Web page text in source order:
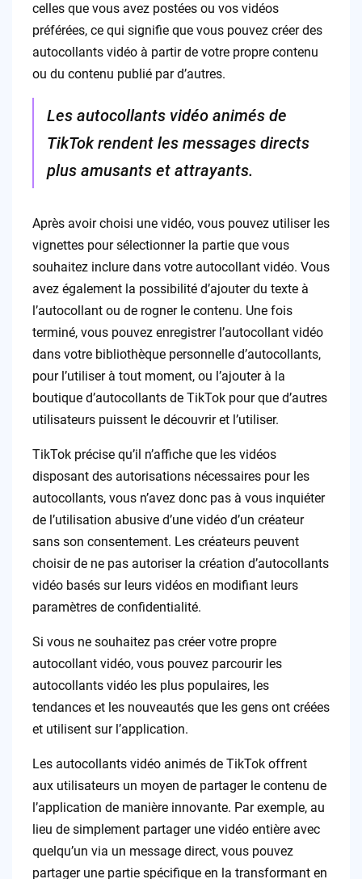
celles que vous avez postées ou vos vidéos
préférées, ce qui signifie que vous pouvez créer des
autocollants vidéo à partir de votre propre contenu
ou du contenu publié par d’autres.
Les autocollants vidéo animés de
TikTok rendent les messages directs
plus amusants et attrayants.
Après avoir choisi une vidéo, vous pouvez utiliser les
vignettes pour sélectionner la partie que vous
souhaitez inclure dans votre autocollant vidéo. Vous
avez également la possibilité d’ajouter du texte à
l’autocollant ou de rogner le contenu. Une fois
terminé, vous pouvez enregistrer l’autocollant vidéo
dans votre bibliothèque personnelle d’autocollants,
pour l’utiliser à tout moment, ou l’ajouter à la
boutique d’autocollants de TikTok pour que d’autres
utilisateurs puissent le découvrir et l’utiliser.
TikTok précise qu’il n’affiche que les vidéos
disposant des autorisations nécessaires pour les
autocollants, vous n’avez donc pas à vous inquiéter
de l’utilisation abusive d’une vidéo d’un créateur
sans son consentement. Les créateurs peuvent
choisir de ne pas autoriser la création d’autocollants
vidéo basés sur leurs vidéos en modifiant leurs
paramètres de confidentialité.
Si vous ne souhaitez pas créer votre propre
autocollant vidéo, vous pouvez parcourir les
autocollants vidéo les plus populaires, les
tendances et les nouveautés que les gens ont créées
et utilisent sur l’application.
Les autocollants vidéo animés de TikTok offrent
aux utilisateurs un moyen de partager le contenu de
l’application de manière innovante. Par exemple, au
lieu de simplement partager une vidéo entière avec
quelqu’un via un message direct, vous pouvez
partager une partie spécifique en la transformant en